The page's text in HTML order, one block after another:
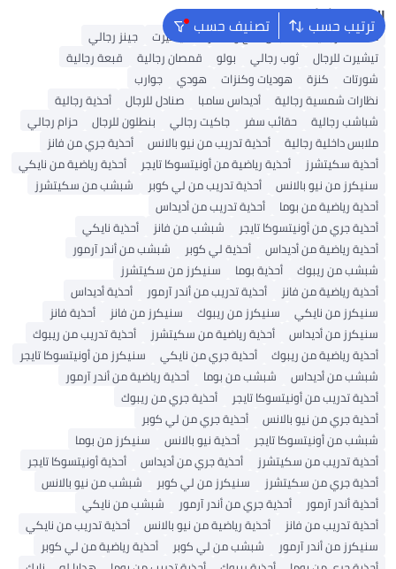
ترتيب حسب تصنيف حسب البحث الشائع
محفظة رجالية ملابس الحج والعمرة تيشيرت
جينز رجالي
تيشيرت للرجال
ثوب رجالي بولو قمصان رجالية
قبعة رجالية
شورتات
كنزة هوديات وكنزات هودي
جوارب
نظارات شمسية رجالية
أديداس سامبا صنادل للرجال
أحذية رجالية
شباشب رجالية
حقائب سفر جاكيت رجالي بنطلون للرجال
حزام رجالي
ملابس داخلية رجالية
أحذية تدريب من نيو بالانس
أحذية جري من فانز
أحذية سكيتشرز
أحذية رياضية من أونيتسوكا تايجر
أحذية رياضية من نايكي
سنيكرز من نيو بالانس
أحذية تدريب من لي كوبر
شبشب من سكيتشرز
أحذية رياضية من بوما
أحذية تدريب من أديداس
أحذية جري من أونيتسوكا تايجر
شبشب من فانز
أحذية نايكي
أحذية رياضية من أديداس
أحذية لي كوبر
شبشب من أندر آرمور
شبشب من ريبوك
أحذية بوما
سنيكرز من سكيتشرز
أحذية رياضية من فانز
أحذية تدريب من أندر آرمور
أحذية أديداس
سنيكرز من نايكي
سنيكرز من ريبوك سنيكرز من فانز
أحذية فانز
سنيكرز من أديداس
أحذية رياضية من سكيتشرز
أحذية تدريب من ريبوك
أحذية رياضية من ريبوك
أحذية جري من نايكي
سنيكرز من أونيتسوكا تايجر
شبشب من أديداس
شبشب من بوما
أحذية رياضية من أندر آرمور
أحذية تدريب من أونيتسوكا تايجر
أحذية جري من ريبوك
أحذية جري من نيو بالانس
أحذية جري من لي كوبر
شبشب من أونيتسوكا تايجر
أحذية نيو بالانس
سنيكرز من بوما
أحذية تدريب من سكيتشرز
أحذية جري من أديداس
أحذية أونيتسوكا تايجر
أحذية جري من سكيتشرز
سنيكرز من لي كوبر
شبشب من نيو بالانس
أحذية أندر آرمور
أحذية جري من أندر آرمور
شبشب من نايكي
أحذية تدريب من فانز
أحذية رياضية من نيو بالانس
أحذية تدريب من نايكي
سنيكرز من أندر آرمور
شبشب من لي كوبر
أحذية رياضية من لي كوبر